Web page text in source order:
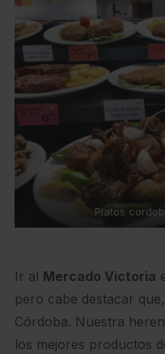
Platos
Ir al Mercado Victoria
pero cabe destacar
Córdoba. Nuestra
los mejores productos